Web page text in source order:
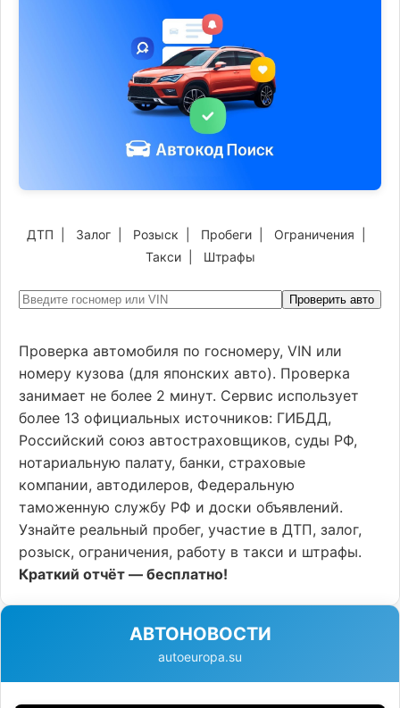
ДТП Залог Розыск Пробеги Ограничения
Такси| Штрафы
Проверить авто
Проверка автомобиля по госномеру, VIN или
номеру кузова (для японских авто). Проверка
занимает не более 2 минут. Сервис использует
более 13 официальных источников: ГИБДД,
Российский союз автостраховщиков, суды РФ,
нотариальную палату, банки, страховые
компании, автодилеров, Федеральную
таможенную службу РФ и доски объявлений.
Узнайте реальный пробег, участие в ДТП, залог,
розыск, ограничения, работу в такси и штрафы.
Краткий отчёт — бесплатно!
АВТОНОВОСТИ
autoeuropa.su